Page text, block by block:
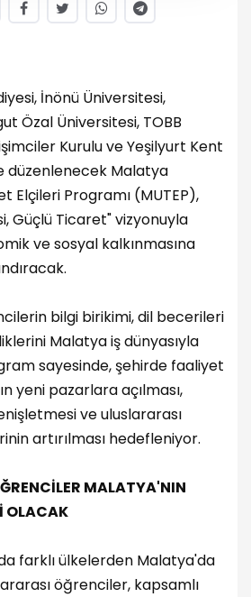
İnönü Üniversitesi,
Özal Üniversitesi, TOBB
Kurulu ve Yeşilyurt Kent
düzenlenecek Malatya
Elçileri Programı (MUTEP),
Güçlü Ticaret" vizyonuyla
ve sosyal kalkınmasına
bilgi birikimi, dil becerileri
Malatya iş dünyasıyla
sayesinde, şehirde faaliyet
yeni pazarlara açılması,
ve uluslararası
artırılması hedefleniyor.
MALATYA'NIN
OLACAK
farklı ülkelerden Malatya'da
öğrenciler, kapsamlı